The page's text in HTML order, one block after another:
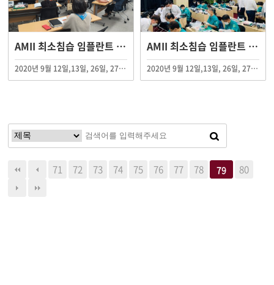
AMII 최소침습 임플란트 제32기 연수 수료
2020년 9월 12일,13일, 26일, 27일 총 4일에 걸쳐 AMII 최소침습 임플란트 제31기 연수회가 AMII 부산 임상교육원에서 진행되었습니다.
AMII 최소침습 임플란트 제31기 연수 수료
2020년 9월 12일,13일, 26일, 27일 총 4일에 걸쳐 AMII 최소침습 임플란트 제31기 연수회가 AMII 부산 임상교육원에서 진행되었습니다.
71 72 73 74 75 76 77 78 79 80